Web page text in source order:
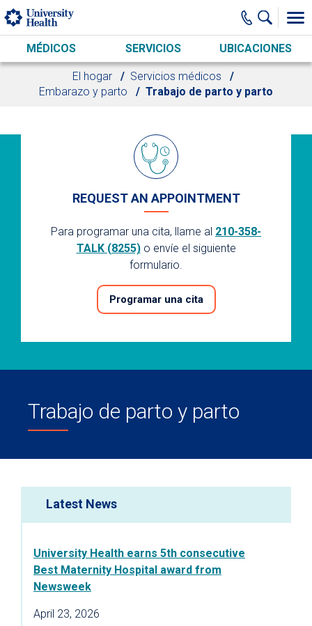
Skip to main content
MÉDICOS SERVICIOS UBICACIONES
El hogar
Servicios médicos
Embarazo y parto
Trabajo de parto y parto
REQUEST AN APPOINTMENT
Para programar una cita, llame al 210-358-
TALK (8255)o envíe el siguiente
formulario.
Programar una cita
Trabajo de parto y parto
Latest News
University Health earns 5th consecutive
Best Maternity Hospital award from
Newsweek
April 23, 2026